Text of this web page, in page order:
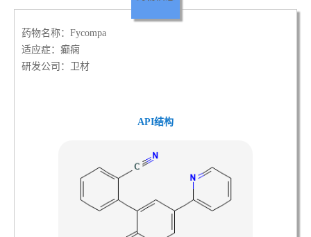
药物名称：Fycompa
适应症：癫痫
研发公司：卫材
API结构